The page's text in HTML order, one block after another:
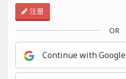
注册
OR
Continue with Google